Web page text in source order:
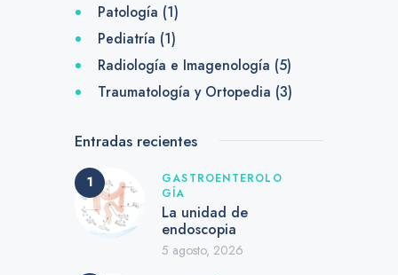
Patología (1)
Pediatría (1)
Radiología e Imagenología (5)
Traumatología y Ortopedia (3)
Entradas recientes
GASTROENTEROLO
GÍA
La unidad de
endoscopia
5 agosto, 2026